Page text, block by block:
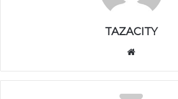
TAZACITY
الوي
ب